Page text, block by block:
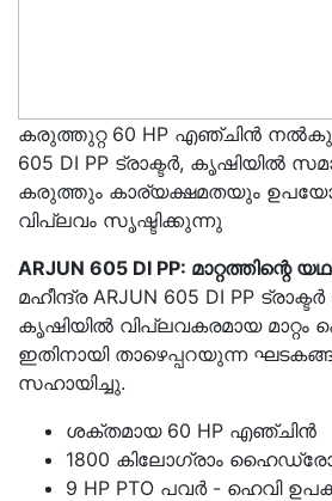
കരുത്തുറ്റ 60 HP എഞ്ചിൻ
605 DI PP ട്രാക്ടർ, കൃഷിയിൽ
കരുത്തും കാര്യക്ഷമതയും
വിപ്ലവം സൃഷ്ടിക്കുന്നു
ARJUN 605 DI PP: മാറ്റത്തിന്റെ
മഹീന്ദ്ര ARJUN 605 DI PP
കൃഷിയിൽ വിപ്ലവകരമായ
ഇതിനായി താഴെപ്പറയുന്ന
സഹായിച്ചു.
ശക്തമായ 60 HP എഞ്ചിൻ
1800 കിലോഗ്രാം
9 HP PTO പവർ - ഹെവി